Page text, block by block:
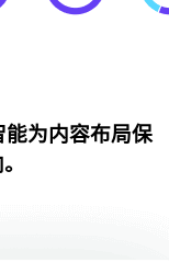
为内容布局保